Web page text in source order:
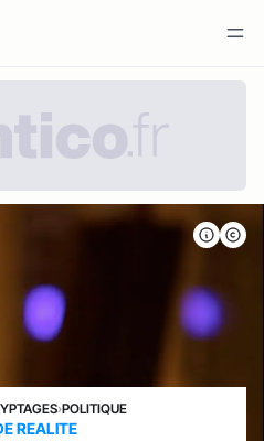
›POLITIQUE
REALITE